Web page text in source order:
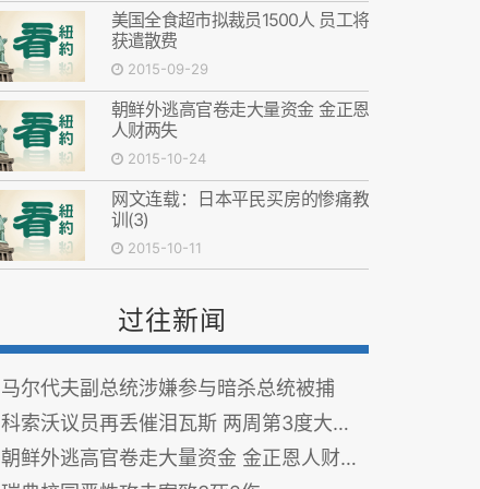
美国全食超市拟裁员1500人 员工将
获遣散费
2015-09-29
朝鲜外逃高官卷走大量资金 金正恩
人财两失
2015-10-24
网文连载：日本平民买房的惨痛教
训(3)
2015-10-11
过往新闻
马尔代夫副总统涉嫌参与暗杀总统被捕
科索沃议员再丢催泪瓦斯 两周第3度大闹国会
朝鲜外逃高官卷走大量资金 金正恩人财两失